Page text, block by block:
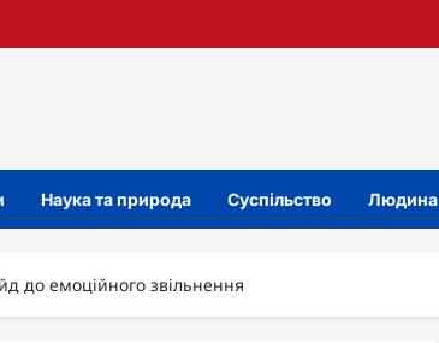
Наука та природа Суспільство Людина
до емоційного звільнення